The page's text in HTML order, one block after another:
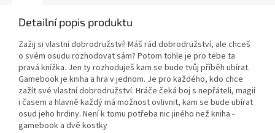
Detailní popis produktu
Zažij si vlastní dobrodružství! Máš rád dobrodružství, ale chceš
o svém osudu rozhodovat sám? Potom tohle je pro tebe ta
pravá knížka. Jen ty rozhoduješ kam se bude tvůj příběh ubírat.
Gamebook je kniha a hra v jednom. Je pro každého, kdo chce
zažít své vlastní dobrodružství. Hráče čeká boj s nepřáteli, magií
i časem a hlavně každý má možnost ovlivnit, kam se bude ubírat
osud jeho hrdiny. Není k tomu potřeba nic jiného než kniha -
gamebook a dvě kostky